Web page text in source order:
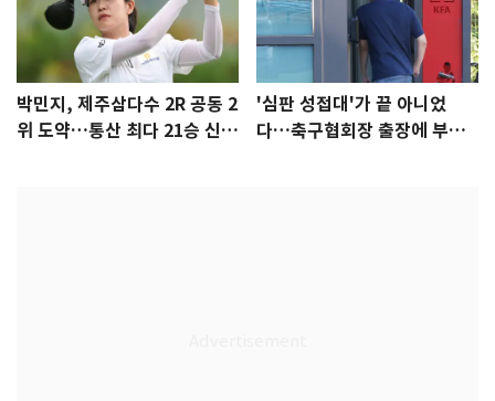
박민지, 제주삼다수 2R 공동 2
위 도약…통산 최다 21승 신기
'심판 성접대'가 끝 아니었
다…축구협회장 출장에 부인